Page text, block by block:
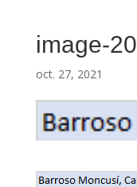
image-20
oct. 27, 2021